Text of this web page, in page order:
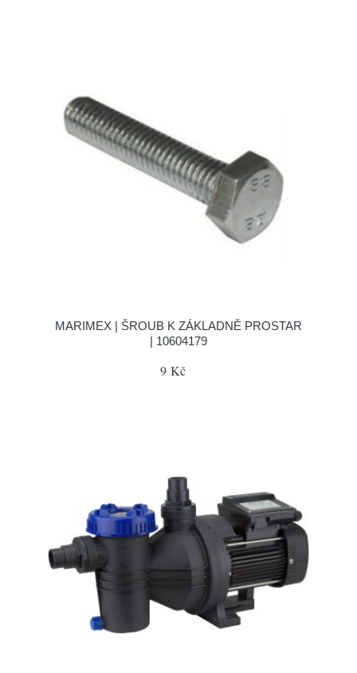
MARIMEX | ŠROUB K ZÁKLADNĚ PROSTAR
| 10604179
9 Kč